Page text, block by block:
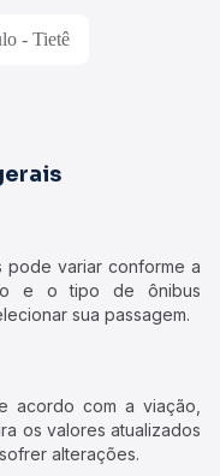
- Tietê
pode variar conforme a
e o tipo de ônibus
sua passagem.
acordo com a viação,
os valores atualizados
alterações.